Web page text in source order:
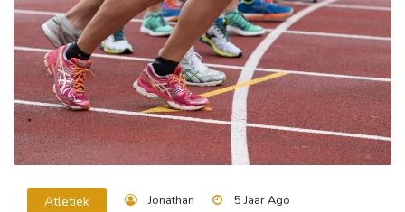
Atletiek Jonathan 5 Jaar Ago